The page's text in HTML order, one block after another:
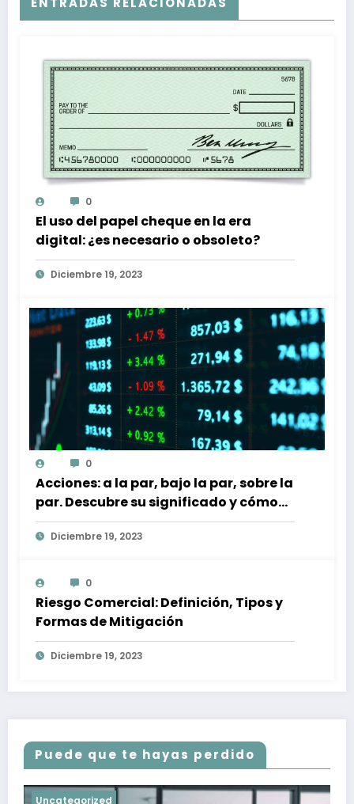
0
El uso del papel cheque en la era
digital: ¿es necesario o obsoleto?
Diciembre 19, 2023
0
Acciones: a la par, bajo la par, sobre la
par. Descubre su significado y cómo
afectan a tu inversión
Diciembre 19, 2023
0
Riesgo Comercial: Definición, Tipos y
Formas de Mitigación
Diciembre 19, 2023
Puede que te hayas perdido
Uncategorized